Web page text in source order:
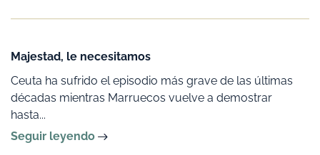
Majestad, le necesitamos
Ceuta ha sufrido el episodio más grave de las últimas
décadas mientras Marruecos vuelve a demostrar
hasta...
Seguir leyendo